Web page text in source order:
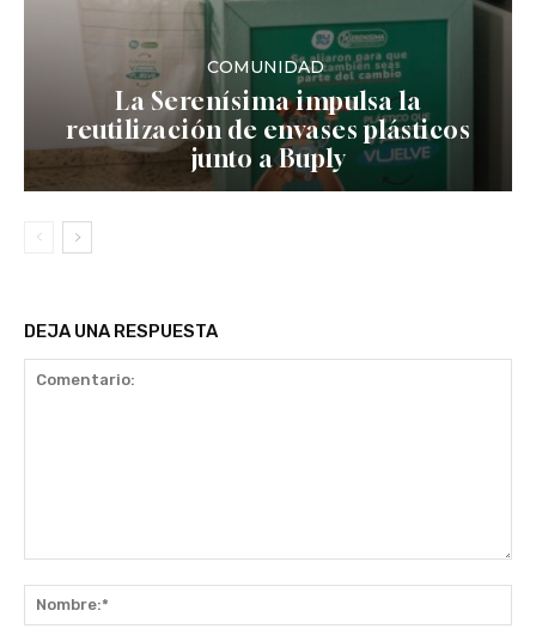
COMUNIDAD
La Serenísima impulsa la
reutilización de envases plásticos
junto a Buply
DEJA UNA RESPUESTA